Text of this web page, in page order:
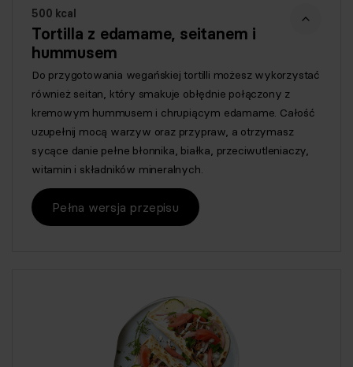
500 kcal
Tortilla z edamame, seitanem i
hummusem
Do przygotowania wegańskiej tortilli możesz wykorzystać
również seitan, który smakuje obłędnie połączony z
kremowym hummusem i chrupiącym edamame. Całość
uzupełnij mocą warzyw oraz przypraw, a otrzymasz
sycące danie pełne błonnika, białka, przeciwutleniaczy,
witamin i składników mineralnych.
Pełna wersja przepisu